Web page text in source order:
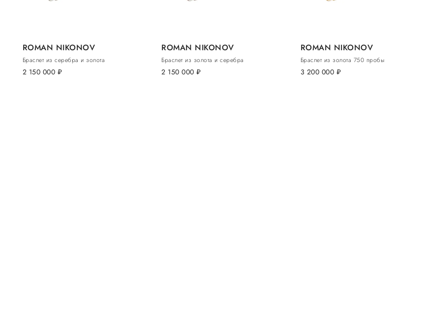
ROMAN NIKONOV
Браслет из серебра и золота
2 150 000 руб.
ROMAN NIKONOV
Браслет из золота и серебра
2 150 000 руб.
ROMAN NIKONOV
Браслет из золота 750 пробы
3 200 000 руб.